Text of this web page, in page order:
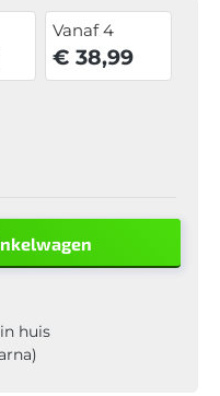
Vanaf 4
€ 38,99
huis